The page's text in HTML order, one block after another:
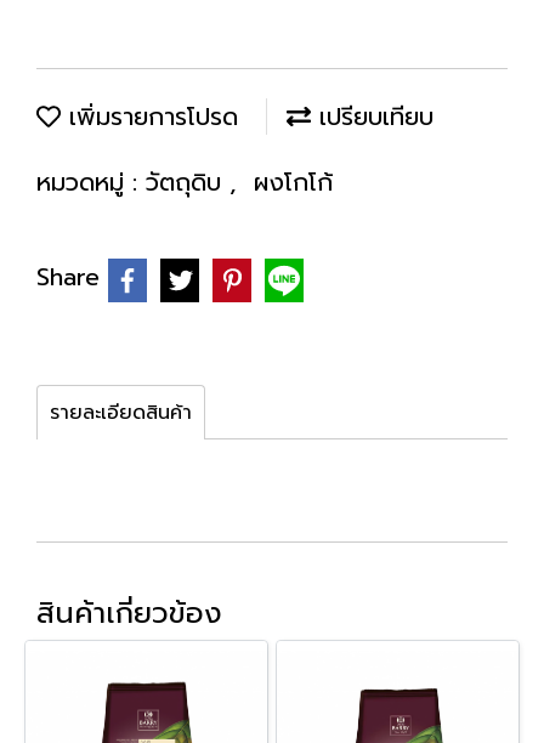
เพิ่มรายการโปรด
เปรียบเทียบ
หมวดหมู่ : วัตถุดิบ , ผงโกโก้
Share
รายละเอียดสินค้า
สินค้าเกี่ยวข้อง